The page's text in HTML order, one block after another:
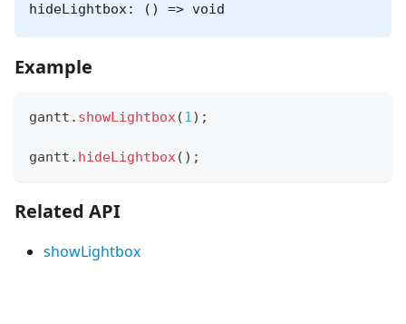
hideLightbox: () => void
Example
gantt . showLightbox(1) ;
gantt . hideLightbox( ) ;
Related API
showLightbox